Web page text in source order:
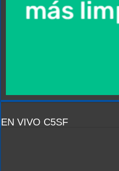
EN VIVO C5SF